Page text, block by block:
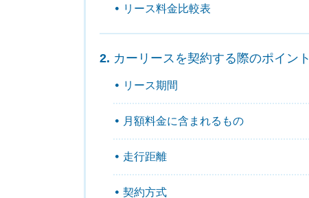
リース料金比較表
カーリースを契約する際のポイント
リース期間
月額料金に含まれるもの
走行距離
契約方式